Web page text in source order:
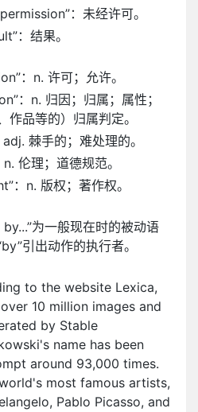
：未经许可。
：结果。
：n. 许可；允许。
：n. 归因；归属；属性；
作品等的）归属判定。
棘手的；难处理的。
伦理；道德规范。
：n. 版权；著作权。
为一般现在时的被动语
引出动作的执行者。
to the website Lexica,
10 million images and
by Stable
name has been
around 93,000 times.
most famous artists,
Pablo Picasso, and